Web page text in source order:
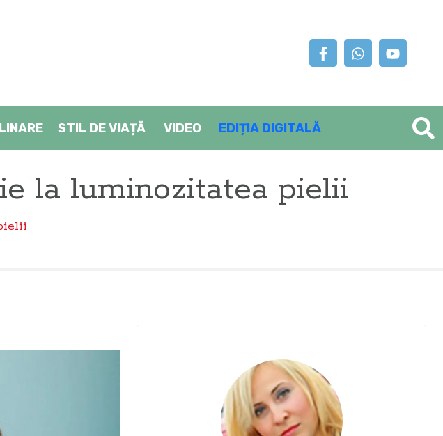
STIL DE VIAȚĂ VIDEO EDIȚIA DIGITALĂ
la luminozitatea pielii